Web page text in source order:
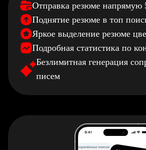
Отправка резюме напрямую
Поднятие резюме в топ
Яркое выделение резюме
Подробная статистика по
Безлимитная генерация
писем